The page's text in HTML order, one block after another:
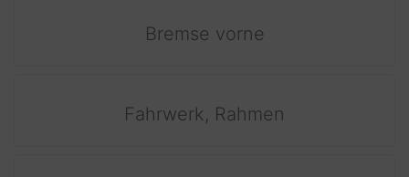
Bremse vorne
Fahrwerk, Rahmen